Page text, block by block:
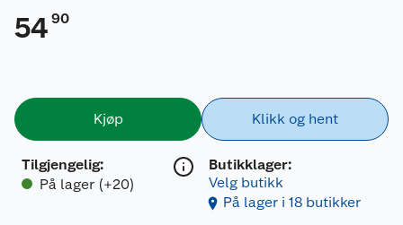
54 90
Kjøp
Tilgjengelig:
På lager (+20)
Klikk og hent
Butikklager:
Velg butikk
På lager i 18 butikker